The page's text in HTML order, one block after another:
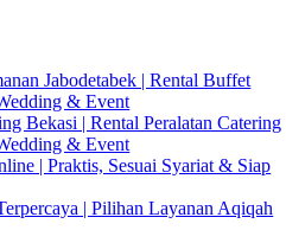
Jabodetabek | Rental Buffet
& Event
Bekasi | Rental Peralatan Catering
& Event
| Praktis, Sesuai Syariat & Siap
| Pilihan Layanan Aqiqah